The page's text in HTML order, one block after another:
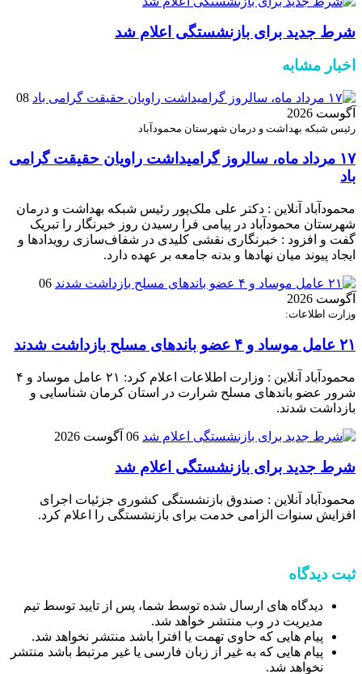
شرط جدید برای بازنشستگی اعلام شد
اخبار مشابه
08
آگوست 2026
رئیس شبکه بهداشت و درمان شهرستان محمودآباد
۱۷ مرداد ماه، سالروز گرامیداشت راویان حقیقت گرامی
باد
محمودآباد آنلاین : دکتر علی ملک‌پور رئیس شبکه بهداشت و درمان
شهرستان محمودآباد در پیامی فرا رسیدن روز خبرنگار را تبریک
گفت و افزود : خبرنگاری نقشی کلیدی در شفاف‌سازی رویدادها و
ایجاد پیوند میان نهادها و بدنه جامعه بر عهده دارد.
06
آگوست 2026
وزارت اطلاعات:
۲۱ عامل موساد و ۴ عضو باند‌های مسلح بازداشت شدند
محمودآباد آنلاین : وزارت اطلاعات اعلام کرد: ۲۱ عامل موساد و ۴
شرور عضو باند‌های مسلح شرارت در استان کرمان شناسایی و
بازداشت شدند.
06 آگوست 2026
شرط جدید برای بازنشستگی اعلام شد
محمودآباد آنلاین : صندوق بازنشستگی کشوری جزئیات اجرای
افزایش سنوات الزامی خدمت برای بازنشستگی را اعلام کرد.
ثبت دیدگاه
دیدگاه های ارسال شده توسط شما، پس از تایید توسط تیم
مدیریت در وب منتشر خواهد شد.
پیام هایی که حاوی تهمت یا افترا باشد منتشر نخواهد شد.
پیام هایی که به غیر از زبان فارسی یا غیر مرتبط باشد منتشر
نخواهد شد.